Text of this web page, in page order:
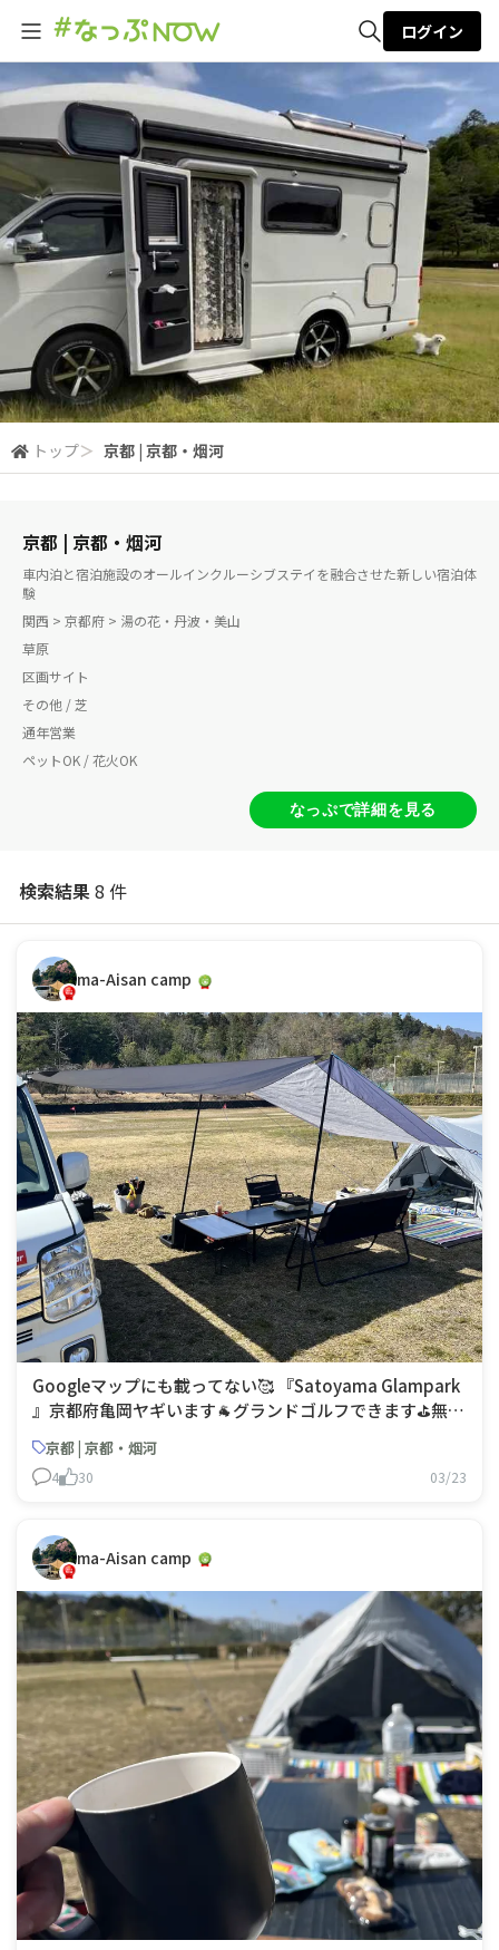
全体検索
検索
ログイン
トップ＞ 京都 | 京都・烟河
京都 | 京都・烟河
車内泊と宿泊施設のオールインクルーシブステイを融合させた新しい宿泊体
験
関西 > 京都府 > 湯の花・丹波・美山
草原
区画サイト
その他 / 芝
通年営業
ペットOK / 花火OK
なっぷで詳細を見る
検索結果8 件
ma-Aisan camp
Googleマップにも載ってない🥰 『Satoyama Glampark
』京都府亀岡​ヤギいます🐐グランドゴルフできます⛳️無料
🏨でもキャンプ場はマップには出てきません💖めちゃ穴場
でした😍
京都 | 京都・烟河
4 30 03/23
ma-Aisan camp